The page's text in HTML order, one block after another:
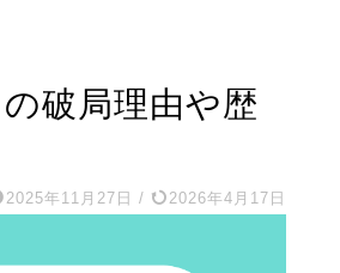
破局理由や歴
2025年11月27日 / 2026年4月17日